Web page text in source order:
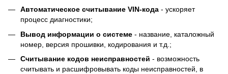
Автоматическое считывание VIN-кода - ускоряет
процесс диагностики;
Вывод информации о системе - название, каталожный
номер, версия прошивки, кодирования и т.д.;
Считывание кодов неисправностей - возможность
считывать и расшифровывать коды неисправностей, в